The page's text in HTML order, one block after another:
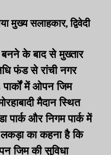
मुख्य सलाहकार, द्विवेदी
बनने के बाद से मुख्तार
फंड से रांची नगर
में ओपन जिम
मैदान स्थित
पार्क और निगम पार्क में
का कहना है कि
जिम की सुविधा